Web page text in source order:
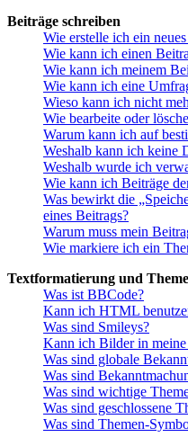
Beiträge schreiben
Wie erstelle ich ein
Wie kann ich einen
Wie kann ich meinem
Wie kann ich eine
Wieso kann ich nicht
Wie bearbeite oder
Warum kann ich auf
Weshalb kann ich keine
Weshalb wurde ich
Wie kann ich Beiträge
Was bewirkt die
eines Beitrags?
Warum muss mein
Wie markiere ich ein
Textformatierung und
Was ist BBCode?
Kann ich HTML
Was sind Smileys?
Kann ich Bilder in
Was sind globale
Was sind
Was sind wichtige
Was sind geschlossene
Was sind Themen-